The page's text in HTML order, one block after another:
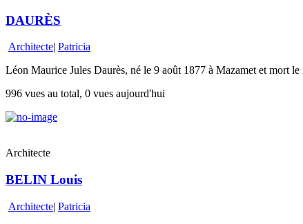
DAURÈS
Architecte| Patricia
Léon Maurice Jules Daurès, né le 9 août 1877 à Mazamet et mort
996 vues au total, 0 vues aujourd'hui
Architecte
BELIN Louis
Architecte| Patricia